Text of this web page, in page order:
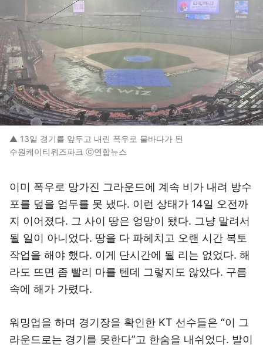
▲ 13일 경기를 앞두고 내린 폭우로 물바다가 된
수원케이티위즈파크 ⓒ연합뉴스
이미 폭우로 망가진 그라운드에 계속 비가 내려 방수
포를 덮을 엄두를 못 냈다. 이런 상태가 14일 오전까
지 이어졌다. 그 사이 땅은 엉망이 됐다. 그냥 말려서
될 일이 아니었다. 땅을 다 파헤치고 오랜 시간 복토
작업을 해야 했다. 이게 단시간에 될 리는 없었다. 해
라도 뜨면 좀 빨리 마를 텐데 그렇지도 않았다. 구름
속에 해가 가렸다.
워밍업을 하며 경기장을 확인한 KT 선수들은 “이 그
라운드로는 경기를 못한다”고 한숨을 내쉬었다. 발이